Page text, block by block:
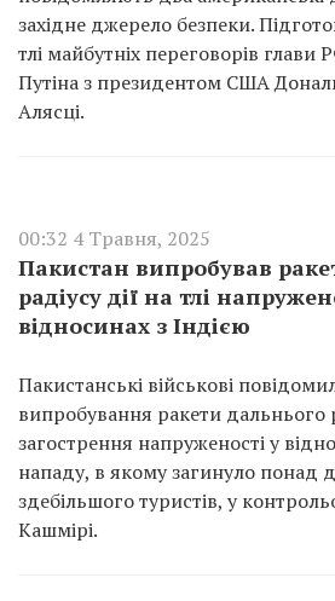
західне джерело безпеки.
тлі майбутніх переговорів
Путіна з президентом США
Алясці.
00:32 4 Травня, 2025
Пакистан випробував
радіусу дії на тлі
відносинах з Індією
Пакистанські військові
випробування ракети дальнього
загострення напруженості у
нападу, в якому загинуло понад
здебільшого туристів, у
Кашмірі.